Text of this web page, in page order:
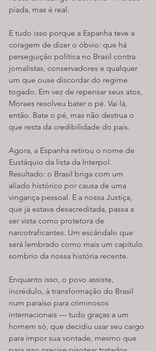
piada, mas é real.
E tudo isso porque a Espanha teve a
coragem de dizer o óbvio: que há
perseguição política no Brasil contra
jornalistas, conservadores e qualquer
um que ouse discordar do regime
togado. Em vez de repensar seus atos,
Moraes resolveu bater o pé. Vai lá,
então. Bate o pé, mas não destrua o
que resta da credibilidade do país.
Agora, a Espanha retirou o nome de
Eustáquio da lista da Interpol.
Resultado: o Brasil briga com um
aliado histórico por causa de uma
vingança pessoal. E a nossa Justiça,
que já estava desacreditada, passa a
ser vista como protetora de
narcotraficantes. Um escândalo que
será lembrado como mais um capítulo
sombrio da nossa história recente.
Enquanto isso, o povo assiste,
incrédulo, à transformação do Brasil
num paraíso para criminosos
internacionais — tudo graças a um
homem só, que decidiu usar seu cargo
para impor sua vontade, mesmo que